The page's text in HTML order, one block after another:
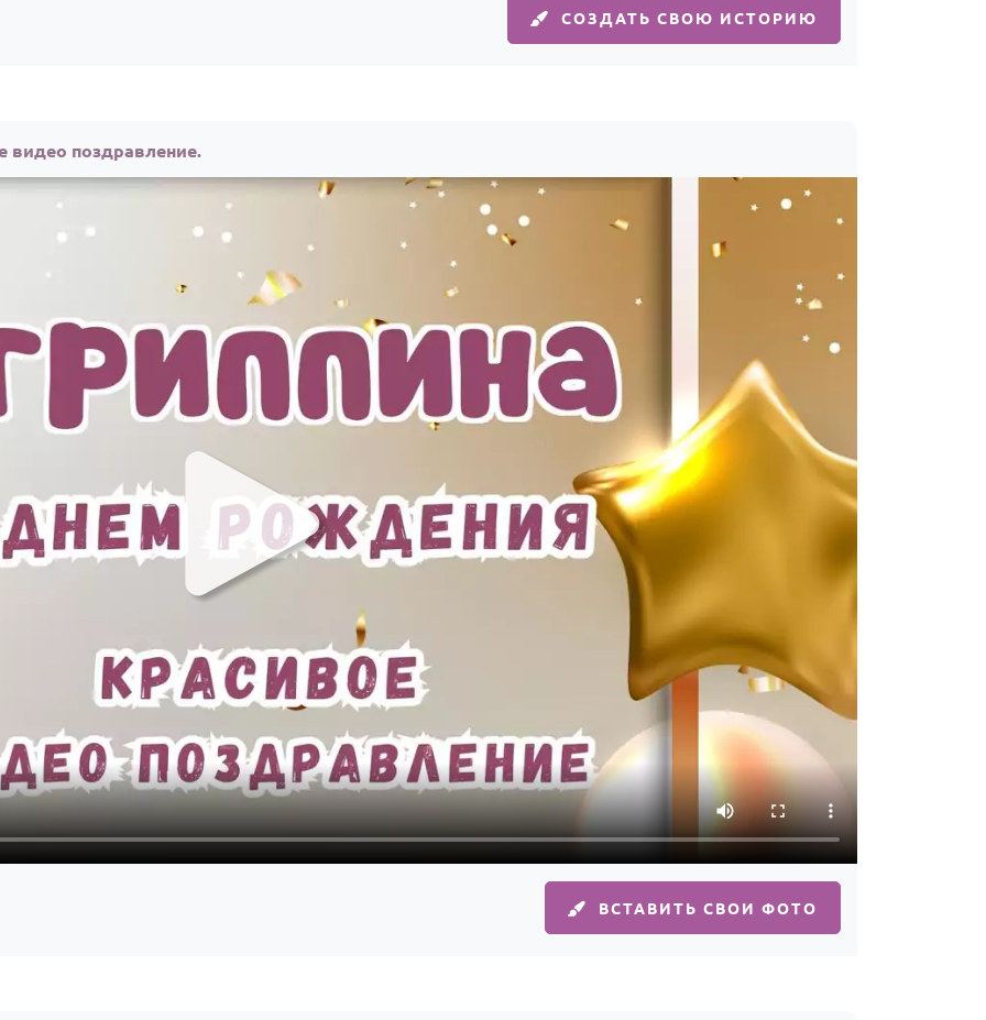
СОЗДАТЬ СВОЮ ИСТОРИЮ
видео поздравление.
ВСТАВИТЬ СВОИ ФОТО